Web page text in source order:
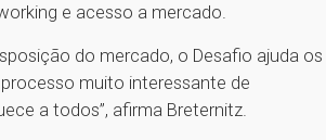
e acesso a mercado.
do mercado, o Desafio ajuda os
muito interessante de
a todos”, afirma Breternitz.